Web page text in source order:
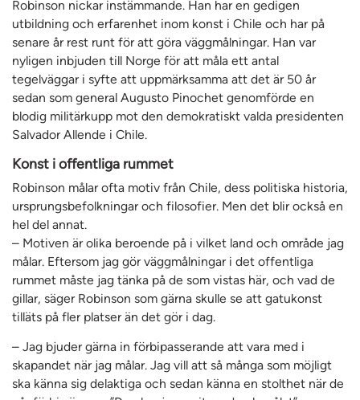
Robinson nickar instämmande. Han har en gedigen
utbildning och erfarenhet inom konst i Chile och har på
senare år rest runt för att göra väggmålningar. Han var
nyligen inbjuden till Norge för att måla ett antal
tegelväggar i syfte att uppmärksamma att det är 50 år
sedan som general Augusto Pinochet genomförde en
blodig militärkupp mot den demokratiskt valda presidenten
Salvador Allende i Chile.
Konst i offentliga rummet
Robinson målar ofta motiv från Chile, dess politiska historia,
ursprungsbefolkningar och filosofier. Men det blir också en
hel del annat.
– Motiven är olika beroende på i vilket land och område jag
målar. Eftersom jag gör väggmålningar i det offentliga
rummet måste jag tänka på de som vistas här, och vad de
gillar, säger Robinson som gärna skulle se att gatukonst
tilläts på fler platser än det gör i dag.
– Jag bjuder gärna in förbipasserande att vara med i
skapandet när jag målar. Jag vill att så många som möjligt
ska känna sig delaktiga och sedan känna en stolthet när de